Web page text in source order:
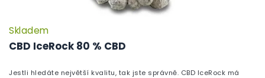
CBD IceRock 80 % CBD
Skladem
Jestli hledáte největší kvalitu, tak jste správně. CBD IceRock má